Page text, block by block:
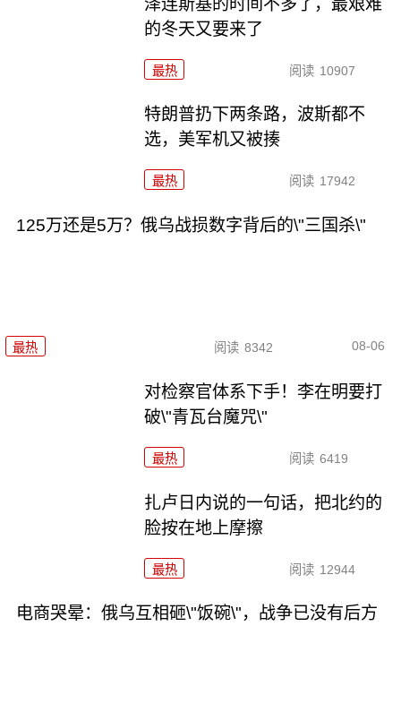
的冬天又要来了
最热 阅读 10907
特朗普扔下两条路，波斯都不
选，美军机又被揍
最热 阅读 17942
125万还是5万？俄乌战损数字背后的\"三国杀\"
最热 阅读 8342 08-06
对检察官体系下手！李在明要打
破\"青瓦台魔咒\"
最热 阅读 6419
扎卢日内说的一句话，把北约的
脸按在地上摩擦
最热 阅读 12944
电商哭晕：俄乌互相砸\"饭碗\"，战争已没有后方